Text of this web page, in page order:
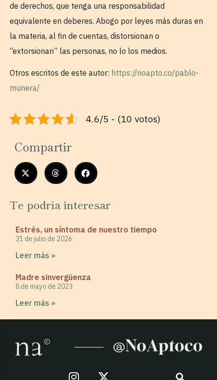
de derechos, que tenga una responsabilidad
equivalente en deberes. Abogo por leyes más duras en
la materia, al fin de cuentas, distorsionan o
“extorsionan” las personas, no lo los medios.
Otros escritos de este autor: https://noapto.co/pablo-
munera/
4.6/5 - (10 votos)
Compartir
Te podría interesar
Estrés, un síntoma de nuestro tiempo
31 de julio de 2026
Leer más »
Madre sinvergüenza
8 de mayo de 2023
Leer más »